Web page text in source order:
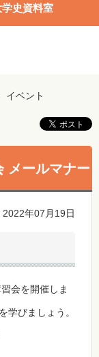
学史資料室
イベント
メールマナー
2022年07月19日
会を開催しま
学びましょう。